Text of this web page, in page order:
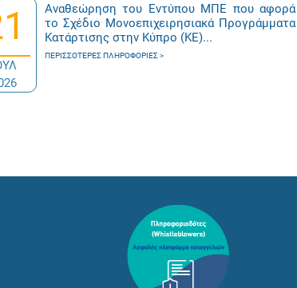
Αναθεώρηση του Εντύπου ΜΠΕ που αφορά
το Σχέδιο Μονοεπιχειρησιακά Προγράμματα
Κατάρτισης στην Κύπρο (ΚΕ)...
ΠΕΡΙΣΣΌΤΕΡΕΣ ΠΛΗΡΟΦΟΡΊΕΣ